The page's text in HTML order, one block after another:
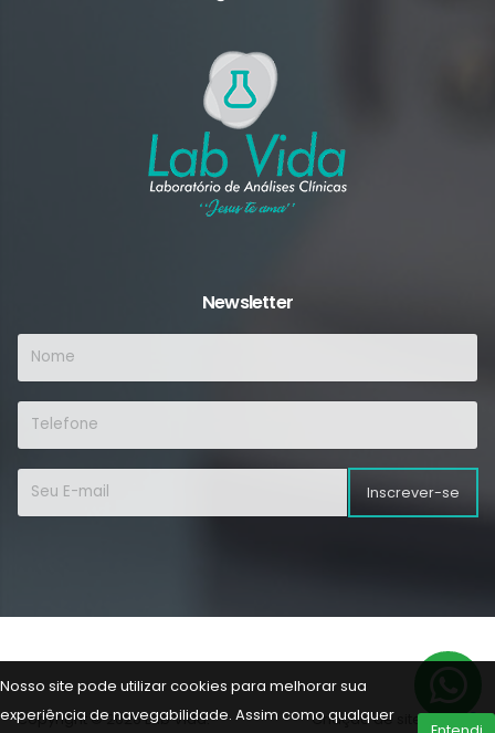
Newsletter
Inscrever-se
Copyright © 2026 Lab Vida. Criação de sites
Nosso site pode utilizar cookies para melhorar sua
experiência de navegabilidade. Assim como qualquer